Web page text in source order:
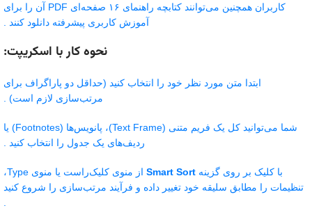
کاربران همچنین می‌توانند کتابچه راهنمای ۱۶ صفحه‌ای PDF آن را برای
آموزش کاربری پیشرفته دانلود کنند .
نحوه کار با اسکریپت:
ابتدا متن مورد نظر خود را انتخاب کنید (حداقل دو پاراگراف برای
مرتب‌سازی لازم است) .
شما می‌توانید کل یک فریم متنی (Text Frame)، پانویس‌ها (Footnotes) یا
ردیف‌های یک جدول را انتخاب کنید .
با کلیک بر روی گزینه Smart Sort
از منوی کلیک‌راست یا منوی Type،
تنظیمات را مطابق سلیقه خود تغییر داده و فرآیند مرتب‌سازی را شروع کنید